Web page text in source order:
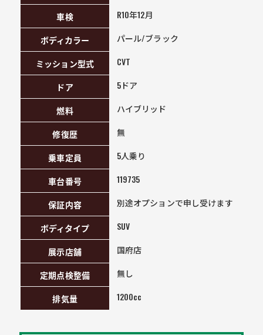
車検 R10年12月
ボディカラー パール/ブラック
ミッション型式 CVT
ドア 5ドア
燃料 ハイブリッド
修復歴 無
乗車定員 5人乗り
車台番号 119735
保証内容 別途オプションで申し受けます
ボディタイプ SUV
展示店舗 国府店
定期点検整備 無し
排気量 1200cc